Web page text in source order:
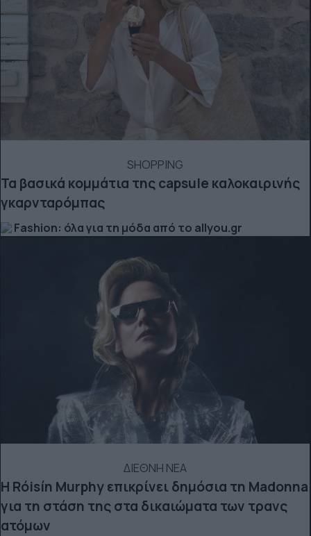
SHOPPING
Τα βασικά κομμάτια της capsule καλοκαιρινής
γκαρνταρόμπας
Fashion: όλα για τη μόδα από το allyou.gr
ΔΙΕΘΝΗ ΝΕΑ
Η Róisín Murphy επικρίνει δημόσια τη Madonna
για τη στάση της στα δικαιώματα των τρανς
ατόμων